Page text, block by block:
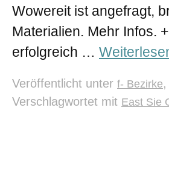
Wowereit ist angefragt,
Materialien. Mehr Infos.
erfolgreich …
Veröffentlicht unter f- Bezirke,
Verschlagwortet mit East Sie